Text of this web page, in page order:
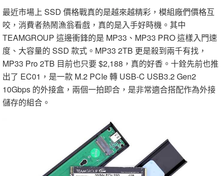
最近市場上 SSD 價格戰真的是越來越精彩，模組廠們價格互
咬，消費者熱鬧漁翁看戲，真的是入手好時機。其中
TEAMGROUP 這邊衝鋒的是 MP33、MP33 PRO 這樣入門速
度、大容量的 SSD 款式。MP33 2TB 更是殺到兩千有找，
MP33 Pro 2TB 目前也只要 $2,188，真的好香。十銓先前也推
出了 EC01，是一款 M.2 PCIe 轉 USB-C USB3.2 Gen2
10Gbps 的外接盒，兩個一拍即合，是非常適合搭配作為外接
儲存的組合。